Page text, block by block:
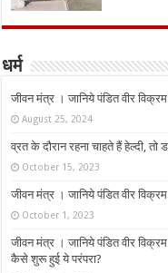
धर्म
जीवन मंत्र । जानिये पंडित वीर
August 25, 2024
व्रत के दौरान रहना चाहते हैं हेल्दी,
October 15, 2023
जीवन मंत्र । जानिये पंडित वीर
October 1, 2023
जीवन मंत्र । जानिये पंडित वीर
कैसे शुरू हुई ये परंपरा?